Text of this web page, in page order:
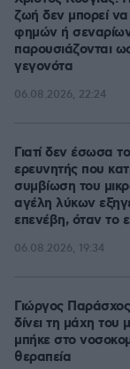
ζωή δεν μπορεί να
φημών ή
παρουσιάζονται
γεγονότα
06.08.2026, 22:24
Γιατί δεν έσωσα
ερευνητής που
συμβίωση του
αγέλη λύκων
επενέβη, όταν το
06.08.2026, 19:34
Γιώργος
δίνει τη μάχη του
μπήκε στο
θεραπεία